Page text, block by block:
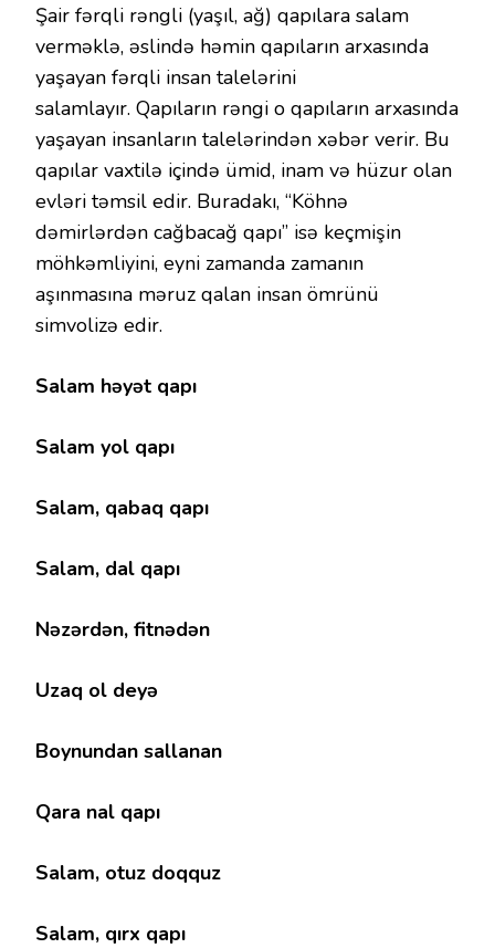
Şair fərqli rəngli (yaşıl, ağ) qapılara salam
verməklə, əslində həmin qapıların arxasında
yaşayan fərqli insan talelərini
salamlayır. Qapıların rəngi o qapıların arxasında
yaşayan insanların talelərindən xəbər verir. Bu
qapılar vaxtilə içində ümid, inam və hüzur olan
evləri təmsil edir. Buradakı, “Köhnə
dəmirlərdən cağbacağ qapı” isə keçmişin
möhkəmliyini, eyni zamanda zamanın
aşınmasına məruz qalan insan ömrünü
simvolizə edir.
Salam həyət qapı
Salam yol qapı
Salam, qabaq qapı
Salam, dal qapı
Nəzərdən, fitnədən
Uzaq ol deyə
Boynundan sallanan
Qara nal qapı
Salam, otuz doqquz
Salam, qırx qapı